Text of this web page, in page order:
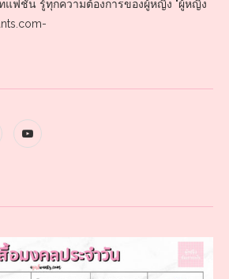
ทแฟชั่น รู้ทุกความต้องการของผู้หญิง "ผู้หญิง